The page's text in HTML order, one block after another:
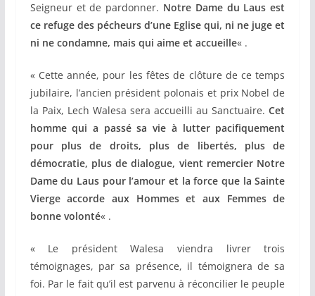
Seigneur et de pardonner. Notre Dame du Laus est
ce refuge des pécheurs d’une Eglise qui, ni ne juge et
ni ne condamne, mais qui aime et accueille« .
« Cette année, pour les fêtes de clôture de ce temps
jubilaire, l’ancien président polonais et prix Nobel de
la Paix, Lech Walesa sera accueilli au Sanctuaire.Cet
homme qui a passé sa vie à lutter pacifiquement
pour plus de droits, plus de libertés, plus de
démocratie, plus de dialogue, vient remercier Notre
Dame du Laus pour l’amour et la force que la Sainte
Vierge accorde aux Hommes et aux Femmes de
bonne volonté« .
« Le président Walesa viendra livrer trois
témoignages, par sa présence, il témoignera de sa
foi. Par le fait qu’il est parvenu à réconcilier le peuple